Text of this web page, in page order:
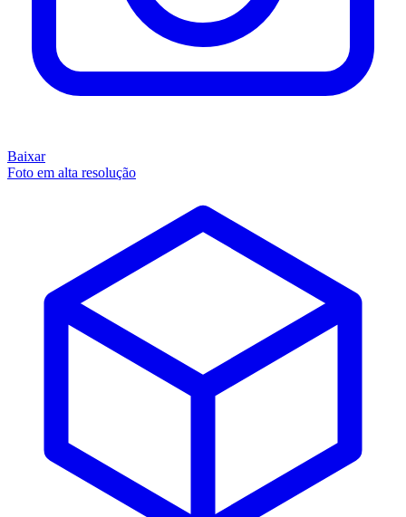
Baixar
Foto em alta resolução